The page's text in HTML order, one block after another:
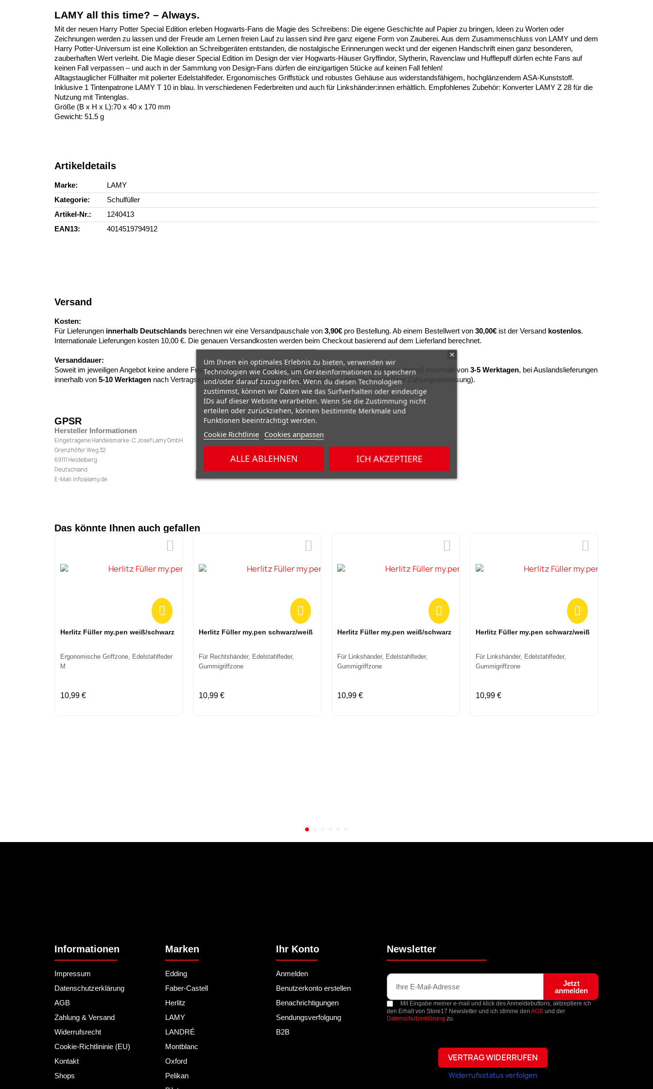
LAMY all this time? – Always.
Mit der neuen Harry Potter Special Edition erleben Hogwarts-Fans die Magie des Schreibens: Die eigene Geschichte auf Papier zu bringen, Ideen zu Worten oder
Zeichnungen werden zu lassen und der Freude am Lernen freien Lauf zu lassen sind ihre ganz eigene Form von Zauberei. Aus dem Zusammenschluss von LAMY und dem
Harry Potter-Universum ist eine Kollektion an Schreibgeräten entstanden, die nostalgische Erinnerungen weckt und der eigenen Handschrift einen ganz besonderen,
zauberhaften Wert verleiht. Die Magie dieser Special Edition im Design der vier Hogwarts-Häuser Gryffindor, Slytherin, Ravenclaw und Hufflepuff dürfen echte Fans auf
keinen Fall verpassen – und auch in der Sammlung von Design-Fans dürfen die einzigartigen Stücke auf keinen Fall fehlen!
Alltagstauglicher Füllhalter mit polierter Edelstahlfeder. Ergonomisches Griffstück und robustes Gehäuse aus widerstandsfähigem, hochglänzendem ASA-Kunststoff.
Inklusive 1 Tintenpatrone LAMY T 10 in blau. In verschiedenen Federbreiten und auch für Linkshänder:innen erhältlich. Empfohlenes Zubehör: Konverter LAMY Z 28 für die
Nutzung mit Tintenglas.
Größe (B x H x L):70 x 40 x 170 mm
Gewicht: 51.5 g
Artikeldetails
Marke
LAMY
Kategorie
Schulfüller
Artikel-Nr.
1240413
EAN13
4014519794912
Versand
Kosten:
Für Lieferungen innerhalb Deutschlands berechnen wir eine Versandpauschale von 3,90€ pro Bestellung. Ab einem Bestellwert von 30,00€ ist der Versand kostenlos.
Internationale Lieferungen kosten 10,00 €. Die genauen Versandkosten werden beim Checkout basierend auf dem Lieferland berechnet.
Versanddauer:
Soweit im jeweiligen Angebot keine andere Frist angegeben ist, erfolgt die Lieferung der Ware im Inland (Deutschland) innerhalb von 3-5 Werktagen, bei Auslandslieferungen
innerhalb von 5-10 Werktagen nach Vertragsschluss (bei vereinbarter Vorauszahlung nach dem Zeitpunkt Ihrer Zahlungsanweisung).
GPSR
Hersteller Informationen
Eingetragene Handelsmarke: C. Josef Lamy GmbH
Grenzhöfer Weg 32
69111 Heidelberg
Deutschland
E-Mail: info@lamy.de
Das könnte Ihnen auch gefallen
Herlitz Füller my.pen weiß/schwarz
Ergonomische Griffzone, Edelstahlfeder
M
10,99 €
Herlitz Füller my.pen schwarz/weiß
Für Rechtshänder, Edelstahlfeder,
Gummigriffzone
10,99 €
Herlitz Füller my.pen weiß/schwarz
Für Linkshänder, Edelstahlfeder,
Gummigriffzone
10,99 €
Herlitz Füller my.pen schwarz/weiß
Für Linkshänder, Edelstahlfeder,
Gummigriffzone
10,99 €
Informationen
Impressum
Datenschutzerklärung
AGB
Zahlung & Versand
Widerrufsrecht
Cookie-Richtlininie (EU)
Kontakt
Shops
Marken
Edding
Faber-Castell
Herlitz
LAMY
LANDRÉ
Montblanc
Oxford
Pelikan
Ihr Konto
Anmelden
Benutzerkonto erstellen
Benachrichtigungen
Sendungsverfolgung
B2B
Newsletter
Jetzt
anmelden
Mit Eingabe meiner e-mail und klick des Anmeldebuttons, aktzeptiere ich
den Erhalt von Store17 Newsletter und ich stimme den AGB und der
Datenschutzerklärung zu.
Um Ihnen ein optimales Erlebnis zu bieten, verwenden wir
Technologien wie Cookies, um Geräteinformationen zu speichern
und/oder darauf zuzugreifen. Wenn du diesen Technologien
zustimmst, können wir Daten wie das Surfverhalten oder eindeutige
IDs auf dieser Website verarbeiten. Wenn Sie die Zustimmung nicht
erteilen oder zurückziehen, können bestimmte Merkmale und
Funktionen beeinträchtigt werden.
Cookie Richtlinie Cookies anpassen
ALLE ABLEHNEN ICH AKZEPTIERE
VERTRAG WIDERRUFEN
Widerrufsstatus verfolgen